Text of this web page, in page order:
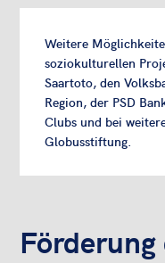
Weitere
soziokulturellen
Saartoto, den
Region, der PSD
Clubs und bei
Globusstiftung.